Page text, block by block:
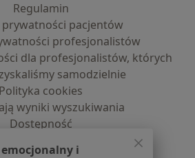
Regulamin
pacjentów
profesjonalistów
dla profesjonalistów, których
samodzielnie
Polityka cookies
wyniki wyszukiwania
Dostępność
i